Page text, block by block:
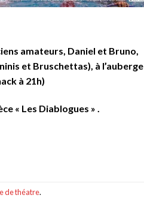
amateurs, Daniel et Bruno,
et Bruschettas), à l’auberge
à 21h)
« Les Diablogues » .
de théatre.